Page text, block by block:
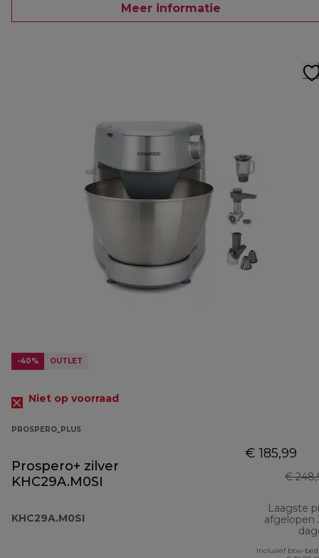
Meer informatie
-40% OUTLET
Niet op voorraad
PROSPERO_PLUS
Prospero+ zilver
KHC29A.M0SI
KHC29A.M0SI
€ 185,99
€
Laagste
afgelopen
Inclusief btw-